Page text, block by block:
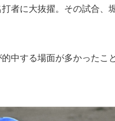
者に大抜擢。その試合、
中する場面が多かったこ